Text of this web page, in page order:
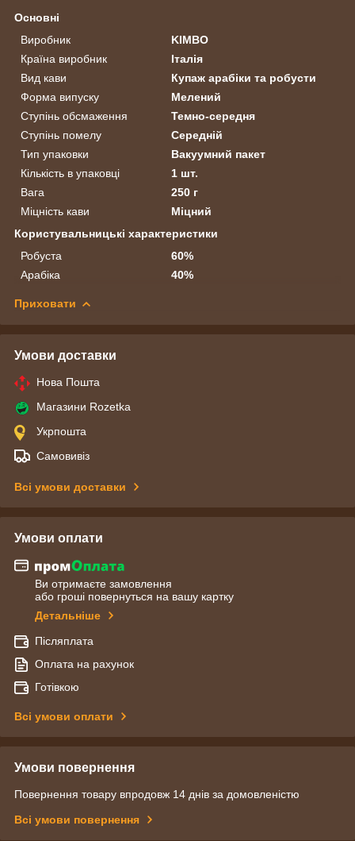
Основні
Виробник
KIMBO
Країна виробник
Італія
Вид кави
Купаж арабіки та робусти
Форма випуску
Мелений
Ступінь обсмаження
Темно-середня
Ступінь помелу
Середній
Тип упаковки
Вакуумний пакет
Кількість в упаковці
1 шт.
Вага
250 г
Міцність кави
Міцний
Користувальницькі характеристики
Робуста
60%
Арабіка
40%
Приховати
Умови доставки
Нова Пошта
Магазини Rozetka
Укрпошта
Самовивіз
Всі умови доставки
Умови оплати
Ви отримаєте замовлення
або гроші повернуться на вашу картку
Детальніше
Післяплата
Оплата на рахунок
Готівкою
Всі умови оплати
Умови повернення
Повернення товару впродовж 14 днів за домовленістю
Всі умови повернення